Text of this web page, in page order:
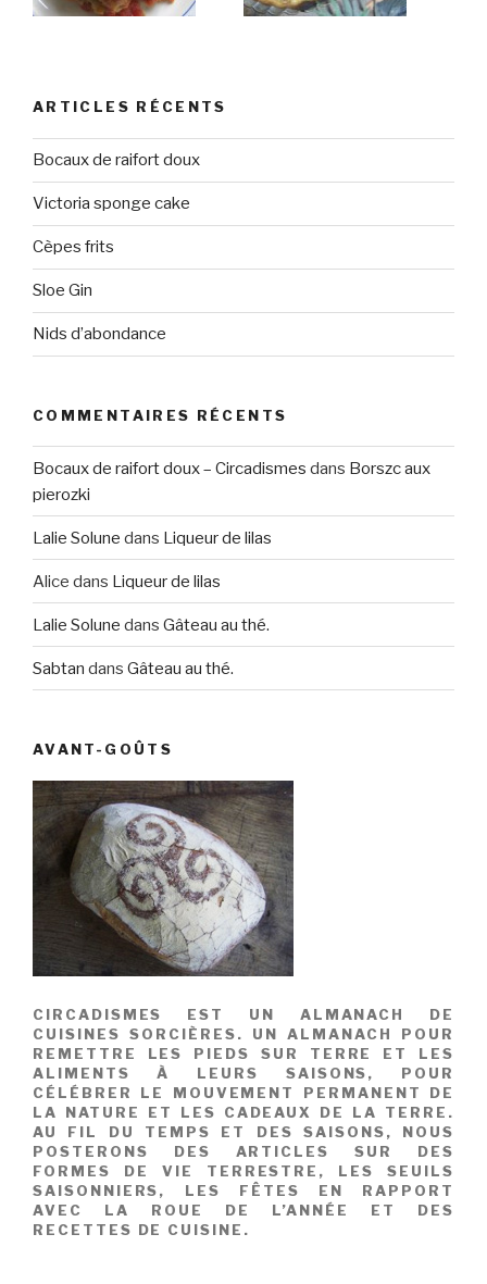
ARTICLES RÉCENTS
Bocaux de raifort doux
Victoria sponge cake
Cèpes frits
Sloe Gin
Nids d’abondance
COMMENTAIRES RÉCENTS
Bocaux de raifort doux – Circadismes dans Borszc aux
pierozki
Lalie Solune dans Liqueur de lilas
Alice dans Liqueur de lilas
Lalie Solune dans Gâteau au thé.
Sabtan dans Gâteau au thé.
AVANT-GOÛTS
CIRCADISMES EST UN ALMANACH DE
CUISINES SORCIÈRES. UN ALMANACH POUR
REMETTRE LES PIEDS SUR TERRE ET LES
ALIMENTS À LEURS SAISONS, POUR
CÉLÉBRER LE MOUVEMENT PERMANENT DE
LA NATURE ET LES CADEAUX DE LA TERRE.
AU FIL DU TEMPS ET DES SAISONS, NOUS
POSTERONS DES ARTICLES SUR DES
FORMES DE VIE TERRESTRE, LES SEUILS
SAISONNIERS, LES FÊTES EN RAPPORT
AVEC LA ROUE DE L’ANNÉE ET DES
RECETTES DE CUISINE.